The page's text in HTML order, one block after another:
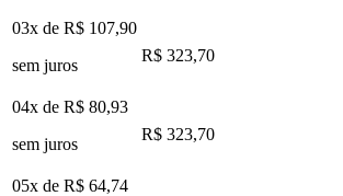
03x de R$ 107,90
sem juros
R$ 323,70
04x de R$ 80,93
sem juros
R$ 323,70
05x de R$ 64,74